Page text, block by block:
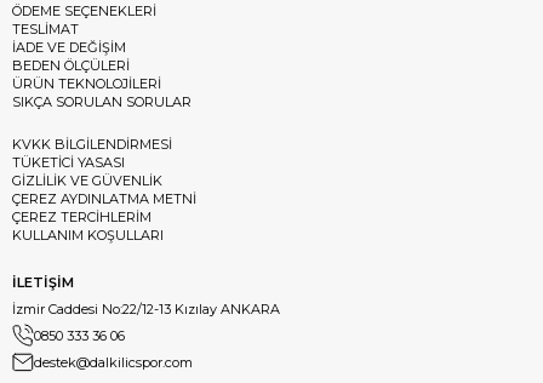
ÖDEME SEÇENEKLERİ
TESLİMAT
İADE VE DEĞİŞİM
BEDEN ÖLÇÜLERİ
ÜRÜN TEKNOLOJİLERİ
SIKÇA SORULAN SORULAR
KVKK BİLGİLENDİRMESİ
TÜKETİCİ YASASI
GİZLİLİK VE GÜVENLİK
ÇEREZ AYDINLATMA METNİ
ÇEREZ TERCİHLERİM
KULLANIM KOŞULLARI
İLETİŞİM
İzmir Caddesi No:22/12-13 Kızılay ANKARA
0850 333 36 06
destek@dalkilicspor.com